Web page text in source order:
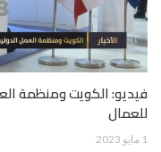
فيديو: الكويت ومنظمة
للعمال
1 مايو 2023